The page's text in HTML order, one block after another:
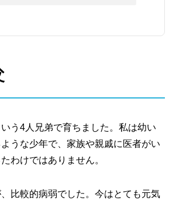
う4人兄弟で育ちました。私は幼い
うな少年で、家族や親戚に医者がい
わけではありません。
比較的病弱でした。今はとても元気